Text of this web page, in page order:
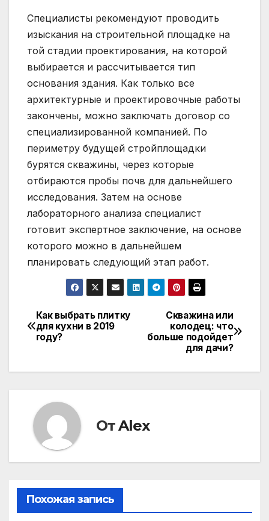
Специалисты рекомендуют проводить
изыскания на строительной площадке на
той стадии проектирования, на которой
выбирается и рассчитывается тип
основания здания. Как только все
архитектурные и проектировочные работы
закончены, можно заключать договор со
специализированной компанией. По
периметру будущей стройплощадки
бурятся скважины, через которые
отбираются пробы почв для дальнейшего
исследования. Затем на основе
лабораторного анализа специалист
готовит экспертное заключение, на основе
которого можно в дальнейшем
планировать следующий этап работ.
Навигация
по
записям
Скважина или
колодец: что
больше подойдет
для дачи?
Как выбрать плитку
для кухни в 2019
году?
ОтAlex
Похожая запись